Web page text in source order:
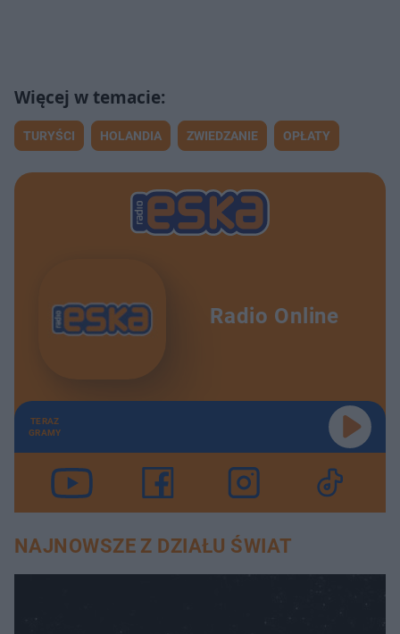
TURYŚCI HOLANDIA ZWIEDZANIE OPŁATY
Radio Online
TERAZ
GRAMY
NAJNOWSZE Z DZIAŁU ŚWIAT